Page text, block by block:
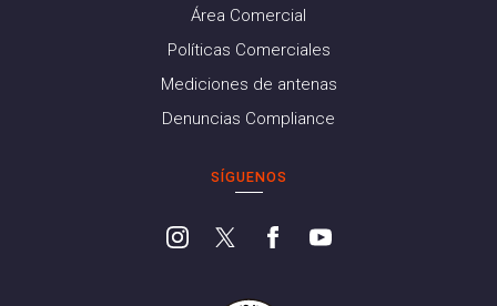
Área Comercial
Políticas Comerciales
Mediciones de antenas
Denuncias Compliance
SÍGUENOS